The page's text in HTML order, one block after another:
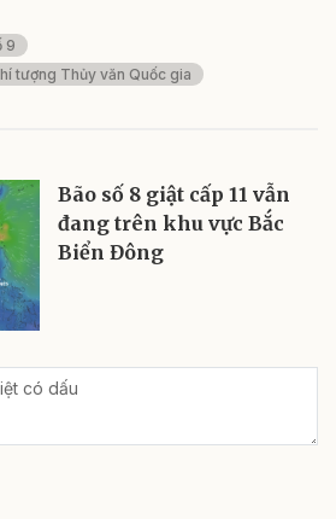
9
tượng Thủy văn Quốc gia
Bão số 8 giật cấp 11 vẫn
đang trên khu vực Bắc
Biển Đông